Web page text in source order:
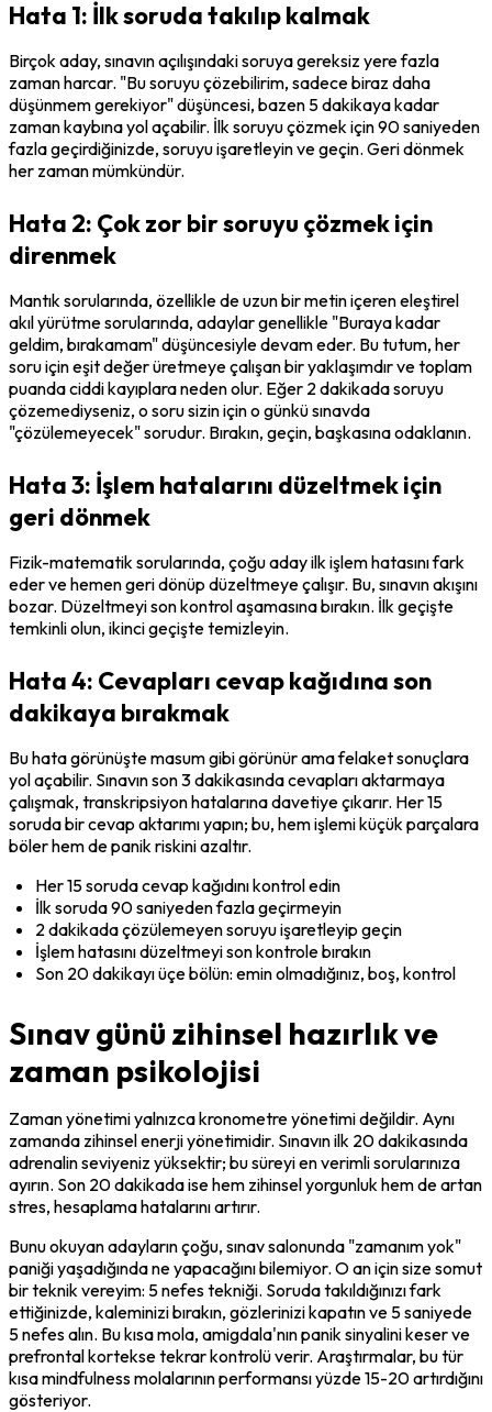
Hata 1: İlk soruda takılıp kalmak
Birçok aday, sınavın açılışındaki soruya gereksiz yere fazla
zaman harcar. "Bu soruyu çözebilirim, sadece biraz daha
düşünmem gerekiyor" düşüncesi, bazen 5 dakikaya kadar
zaman kaybına yol açabilir. İlk soruyu çözmek için 90 saniyeden
fazla geçirdiğinizde, soruyu işaretleyin ve geçin. Geri dönmek
her zaman mümkündür.
Hata 2: Çok zor bir soruyu çözmek için
direnmek
Mantık sorularında, özellikle de uzun bir metin içeren eleştirel
akıl yürütme sorularında, adaylar genellikle "Buraya kadar
geldim, bırakamam" düşüncesiyle devam eder. Bu tutum, her
soru için eşit değer üretmeye çalışan bir yaklaşımdır ve toplam
puanda ciddi kayıplara neden olur. Eğer 2 dakikada soruyu
çözemediyseniz, o soru sizin için o günkü sınavda
"çözülemeyecek" sorudur. Bırakın, geçin, başkasına odaklanın.
Hata 3: İşlem hatalarını düzeltmek için
geri dönmek
Fizik-matematik sorularında, çoğu aday ilk işlem hatasını fark
eder ve hemen geri dönüp düzeltmeye çalışır. Bu, sınavın akışını
bozar. Düzeltmeyi son kontrol aşamasına bırakın. İlk geçişte
temkinli olun, ikinci geçişte temizleyin.
Hata 4: Cevapları cevap kağıdına son
dakikaya bırakmak
Bu hata görünüşte masum gibi görünür ama felaket sonuçlara
yol açabilir. Sınavın son 3 dakikasında cevapları aktarmaya
çalışmak, transkripsiyon hatalarına davetiye çıkarır. Her 15
soruda bir cevap aktarımı yapın; bu, hem işlemi küçük parçalara
böler hem de panik riskini azaltır.
Her 15 soruda cevap kağıdını kontrol edin
İlk soruda 90 saniyeden fazla geçirmeyin
2 dakikada çözülemeyen soruyu işaretleyip geçin
İşlem hatasını düzeltmeyi son kontrole bırakın
Son 20 dakikayı üçe bölün: emin olmadığınız, boş, kontrol
Sınav günü zihinsel hazırlık ve
zaman psikolojisi
Zaman yönetimi yalnızca kronometre yönetimi değildir. Aynı
zamanda zihinsel enerji yönetimidir. Sınavın ilk 20 dakikasında
adrenalin seviyeniz yüksektir; bu süreyi en verimli sorularınıza
ayırın. Son 20 dakikada ise hem zihinsel yorgunluk hem de artan
stres, hesaplama hatalarını artırır.
Bunu okuyan adayların çoğu, sınav salonunda "zamanım yok"
paniği yaşadığında ne yapacağını bilemiyor. O an için size somut
bir teknik vereyim: 5 nefes tekniği. Soruda takıldığınızı fark
ettiğinizde, kaleminizi bırakın, gözlerinizi kapatın ve 5 saniyede
5 nefes alın. Bu kısa mola, amigdala'nın panik sinyalini keser ve
prefrontal kortekse tekrar kontrolü verir. Araştırmalar, bu tür
kısa mindfulness molalarının performansı yüzde 15-20 artırdığını
gösteriyor.